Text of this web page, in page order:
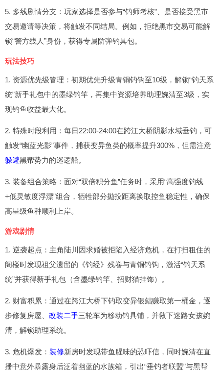
5. 多线剧情分支：玩家选择是否参与“钓师考核”、是否接受黑市
交易邀请等决策，将触发不同结局。例如，拒绝黑市交易可能解
锁“警方线人”身份，获得专属防弹钓具包。
玩法技巧
1. 资源优先级管理：初期优先升级青铜钓钩至10级，解锁“钓天系
统”新手礼包中的墨绿钓竿，再集中资源培养助理婉清至3级，实
现钓鱼收益最大化。
2. 特殊时段利用：每日22:00-24:00在跨江大桥阴影水域垂钓，可
触发“幽蓝光影”事件，捕获变异鱼类的概率提升300%，但需注意
躲避黑帮势力的巡逻船。
3. 装备组合策略：面对“双倍积分鱼”任务时，采用“高强度钓线
+低灵敏度浮漂”组合，牺牲部分抛投距离换取控鱼稳定性，确保
高星级鱼种顺利上岸。
游戏剧情
1. 逆袭起点：主角陆川因求婚被拒陷入经济危机，在打扫租住的
阁楼时发现祖父遗留的《钓经》残卷与青铜钓钩，激活“钓天系
统”并获得新手礼包（含墨绿钓竿、招财猫挂饰）。
2. 财富积累：通过在跨江大桥下钓取变异银鲳赚取第一桶金，逐
步修复房屋、 改装二手三轮车为移动钓具铺，并救下迷路女孩婉
清，解锁助理系统。
3. 危机爆发： 装修新房时发现带鱼腥味的恐吓信，同时婉清在直
播中意外暴露身后泛着幽蓝的水族箱，引出“垂钓者联盟”与黑帮